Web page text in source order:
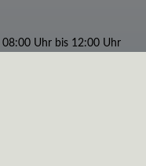
Uhr bis 12:00 Uhr